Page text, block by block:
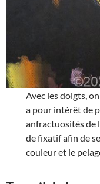
Avec les doigts,
a pour intérêt de
anfractuosités de
de fixatif afin de
couleur et le